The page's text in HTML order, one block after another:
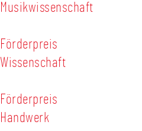
Musikwissenschaft
Förderpreis
Wissenschaft
Förderpreis
Handwerk